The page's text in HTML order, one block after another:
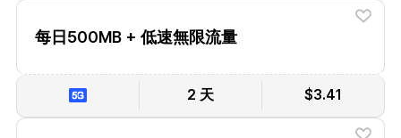
每日500MB + 低速無限流量
2 天 $3.41